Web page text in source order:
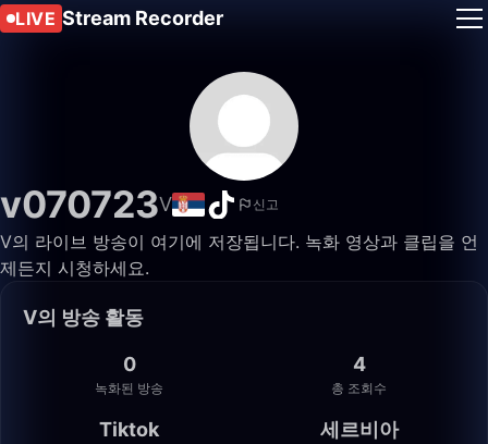
LIVE Stream Recorder
v070723V 신고
V의 라이브 방송이 여기에 저장됩니다. 녹화 영상과 클립을 언
제든지 시청하세요.
V의 방송 활동
0
녹화된 방송
4
총 조회수
Tiktok 세르비아